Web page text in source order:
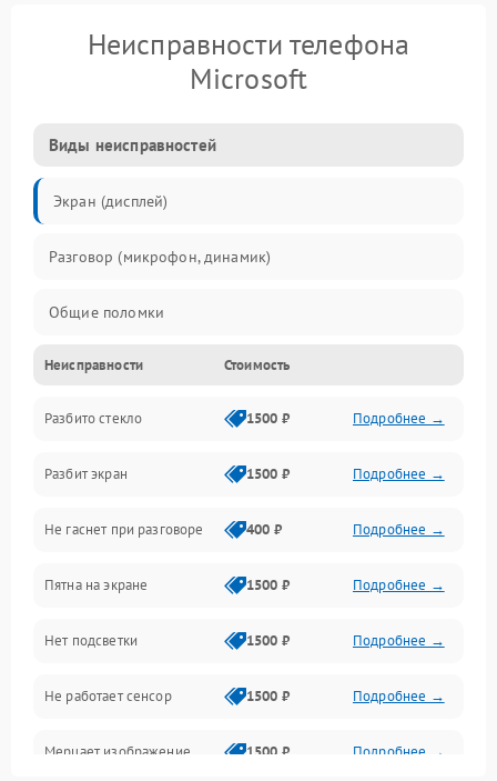
Неисправности телефона
Microsoft
Виды неисправностей
Экран (дисплей)
Разговор (микрофон, динамик)
Общие поломки
Проблемы связи
Камеры
Проблемы с дисплеем и сенсором
Зарядка
Проблемы с питанием, зарядкой и аккумулятором
Проблемы с работой системы, корпусом и другие
Неисправности Стоимость
Разбито стекло 1500 ₽ Подробнее →
Разбит экран 1500 ₽ Подробнее →
Не гаснет при разговоре 400 ₽ Подробнее →
Пятна на экране 1500 ₽ Подробнее →
Нет подсветки 1500 ₽ Подробнее →
Не работает сенсор 1500 ₽ Подробнее →
Мерцает изображение 1500 ₽ Подробнее →